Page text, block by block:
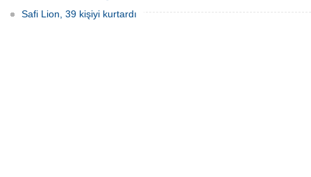
Safi Lion, 39 kişiyi kurtardı